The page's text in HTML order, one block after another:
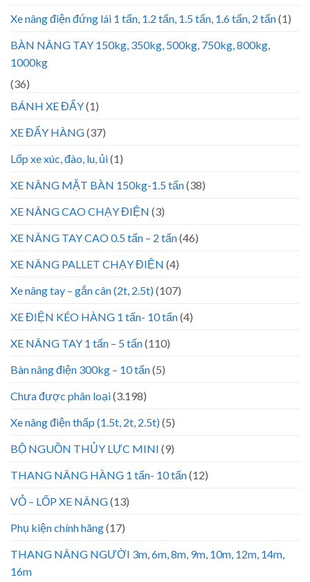
Xe nâng điện đứng lái 1 tấn, 1.2 tấn, 1.5 tấn, 1.6 tấn, 2 tấn(1)
BÀN NÂNG TAY 150kg, 350kg, 500kg, 750kg, 800kg,
1000kg
(36)
BÁNH XE ĐẨY(1)
XE ĐẨY HÀNG(37)
Lốp xe xúc, đào, lu, ủi(1)
XE NÂNG MẶT BÀN 150kg-1.5 tấn(38)
XE NÂNG CAO CHẠY ĐIỆN (3)
XE NÂNG TAY CAO 0.5 tấn – 2 tấn(46)
XE NÂNG PALLET CHẠY ĐIỆN (4)
Xe nâng tay – gắn cân (2t, 2.5t)(107)
XE ĐIỆN KÉO HÀNG 1 tấn- 10 tấn(4)
XE NÂNG TAY 1 tấn – 5 tấn(110)
Bàn nâng điện 300kg – 10 tấn(5)
Chưa được phân loại(3.198)
Xe nâng điện thấp (1.5t, 2t, 2.5t)(5)
BỘ NGUỒN THỦY LỰC MINI (9)
THANG NÂNG HÀNG 1 tấn- 10 tấn(12)
VỎ – LỐP XE NÂNG(13)
Phụ kiện chính hãng(17)
THANG NÂNG NGƯỜI 3m, 6m, 8m, 9m, 10m, 12m, 14m,
16m